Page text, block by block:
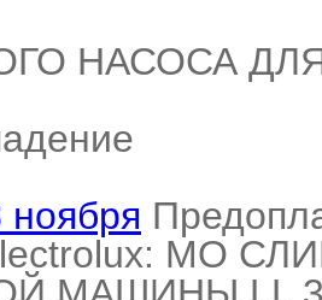
НАСОСА
ноября